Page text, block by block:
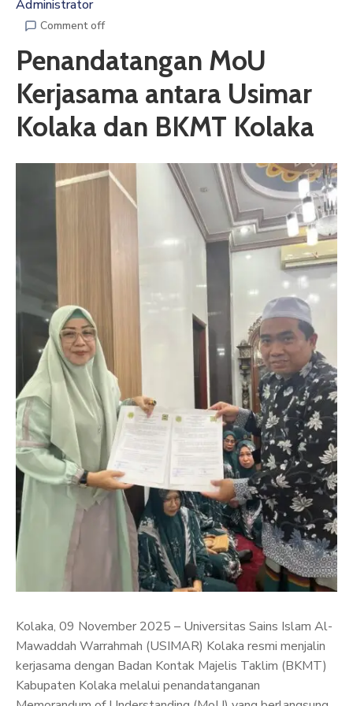
Kepada
Masyarakat
Administrator
Comment off
Penandatangan MoU
Kerjasama antara Usimar
Kolaka dan BKMT Kolaka
Kolaka, 09 November 2025 – Universitas Sains Islam Al-
Mawaddah Warrahmah (USIMAR) Kolaka resmi menjalin
kerjasama dengan Badan Kontak Majelis Taklim (BKMT)
Kabupaten Kolaka melalui penandatanganan